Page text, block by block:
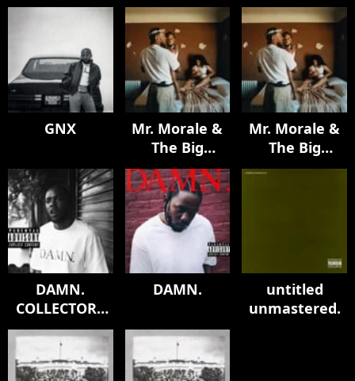
GNX
Mr. Morale &
The Big
Steppers
Mr. Morale &
The Big
Steppers
DAMN.
COLLECTORS
EDITION.
DAMN.
untitled
unmastered.